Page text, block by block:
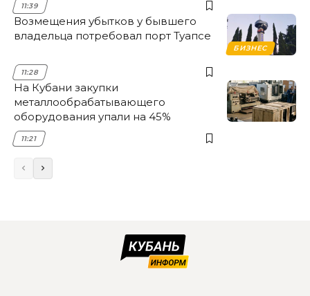
11:39
БИЗНЕС
Возмещения убытков у бывшего
владельца потребовал порт Туапсе
11:28
На Кубани закупки
металлообрабатывающего
оборудования упали на 45%
11:21